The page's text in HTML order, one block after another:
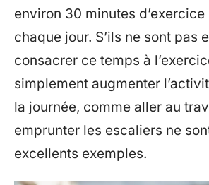
environ 30 minutes d’exercice
chaque jour. S’ils ne sont pas
consacrer ce temps à
simplement augmenter
la journée, comme aller au
emprunter les escaliers ne
excellents exemples.